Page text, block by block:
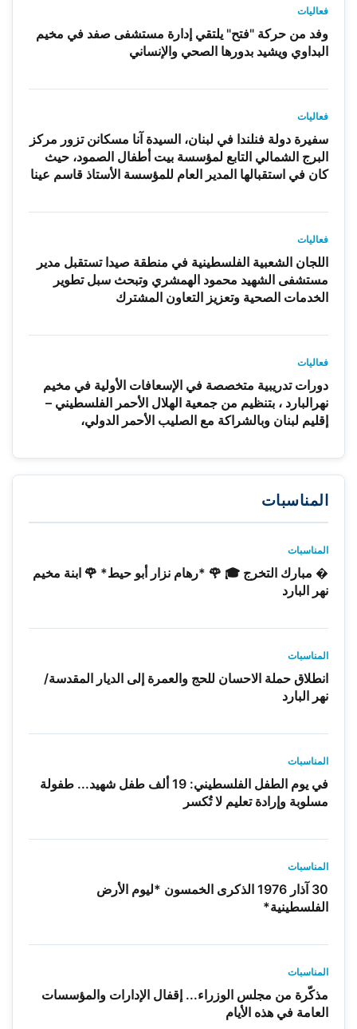
فعاليات
وفد من حركة "فتح" يلتقي إدارة مستشفى صفد في مخيم
البداوي ويشيد بدورها الصحي والإنساني
فعاليات
سفيرة دولة فنلندا في لبنان، السيدة آنا مسكانن تزور مركز
البرج الشمالي التابع لمؤسسة بيت أطفال الصمود، حيث
كان في استقبالها المدير العام للمؤسسة الأستاذ قاسم عينا
فعاليات
اللجان الشعبية الفلسطينية في منطقة صيدا تستقبل مدير
مستشفى الشهيد محمود الهمشري وتبحث سبل تطوير
الخدمات الصحية وتعزيز التعاون المشترك
فعاليات
دورات تدريبية متخصصة في الإسعافات الأولية في مخيم
نهرالبارد ، بتنظيم من جمعية الهلال الأحمر الفلسطيني –
إقليم لبنان وبالشراكة مع الصليب الأحمر الدولي،
المناسبات
المناسبات
� مبارك التخرج 🎓 🌹 *رهام نزار أبو حيط* 🌹 ابنة مخيم
نهر البارد
المناسبات
انطلاق حملة الاحسان للحج والعمرة إلى الديار المقدسة/
نهر البارد
المناسبات
في يوم الطفل الفلسطيني: 19 ألف طفل شهيد... طفولة
مسلوبة وإرادة تعليم لا تُكسر
المناسبات
30 آذار 1976 الذكرى الخمسون *ليوم الأرض
الفلسطينية*
المناسبات
مذكّرة من مجلس الوزراء... إقفال الإدارات والمؤسسات
العامة في هذه الأيام